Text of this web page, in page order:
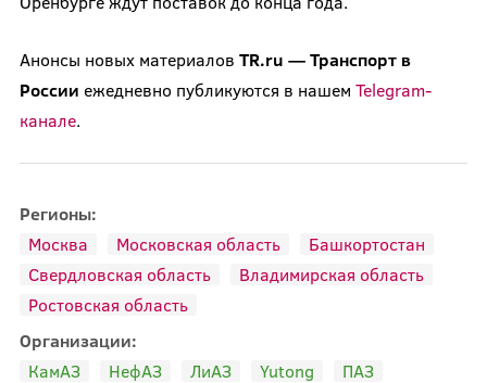
Анонсы новых материалов TR.ru — Транспорт в
России ежедневно публикуются в нашем Telegram-
канале.
Регионы:
Москва
Московская область
Башкортостан
Свердловская область
Владимирская область
Ростовская область
Организации:
КамАЗ
НефАЗ ЛиАЗ Yutong
ПАЗ